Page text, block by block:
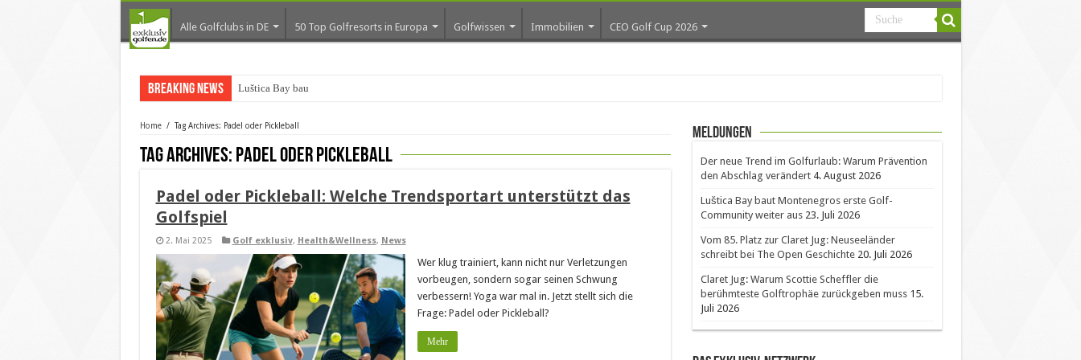
Alle Golfclubs in DE 50 Top Golfresorts in Europa Golfwissen Immobilien CEO Golf Cup 2026
Breaking News Luštica Bay baut Monte
Home / Tag Archives: Padel oder Pickleball
Tag Archives: Padel oder Pickleball
Padel oder Pickleball: Welche Trendsportart unterstützt das
Golfspiel
2. Mai 2025 Golf exklusiv, Health&Wellness, News
Wer klug trainiert, kann nicht nur Verletzungen
vorbeugen, sondern sogar seinen Schwung
verbessern! Yoga war mal in. Jetzt stellt sich die
Frage: Padel oder Pickleball?
Mehr
Meldungen
Der neue Trend im Golfurlaub: Warum Prävention
den Abschlag verändert 4. August 2026
Luštica Bay baut Montenegros erste Golf-
Community weiter aus 23. Juli 2026
Vom 85. Platz zur Claret Jug: Neuseeländer
schreibt bei The Open Geschichte 20. Juli 2026
Claret Jug: Warum Scottie Scheffler die
berühmteste Golftrophäe zurückgeben muss 15.
Juli 2026